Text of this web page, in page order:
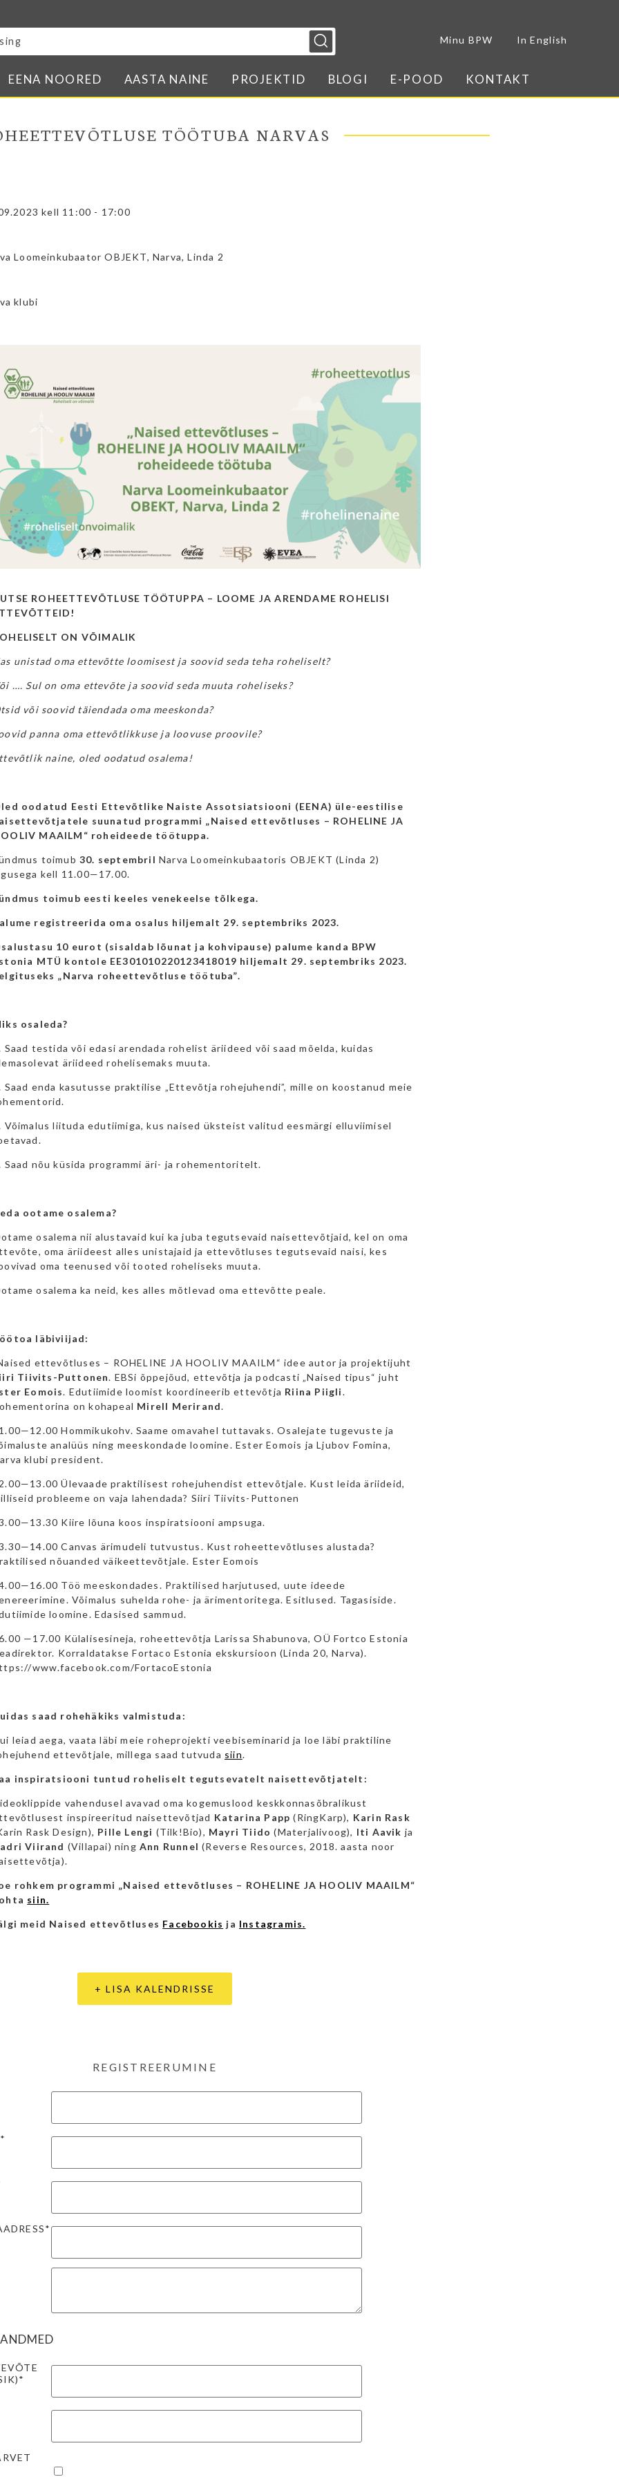
Minu BPW In English
EENA NOORED AASTA NAINE PROJEKTID BLOGI E-POOD KONTAKT
In EnglishTÖÖTUBA NARVAS
kell 11:00 - 17:00
Loomeinkubaator OBJEKT, Narva, Linda 2
klubi
ROHEETTEVÕTLUSE TÖÖTUPPA – LOOME JA ARENDAME ROHELISI
ON VÕIMALIK
unistad oma ettevõtte loomisest ja soovid seda teha roheliselt?
…. Sul on oma ettevõte ja soovid seda muuta roheliseks?
või soovid täiendada oma meeskonda?
panna oma ettevõtlikkuse ja loovuse proovile?
naine, oled oodatud osalema!
oodatud Eesti Ettevõtlike Naiste Assotsiatsiooni (EENA) üle-eestilise
suunatud programmi „Naised ettevõtluses – ROHELINE JA
MAAILM“ roheideede töötuppa.
toimub 30. septembril Narva Loomeinkubaatoris OBJEKT (Linda 2)
kell 11.00—17.00.
toimub eesti keeles venekeelse tõlkega.
alume registreerida oma osalus hiljemalt 29. septembriks 2023.
10 eurot (sisaldab lõunat ja kohvipause) palume kanda BPW
MTÜ kontole EE301010220123418019 hiljemalt 29. septembriks 2023.
„Narva roheettevõtluse töötuba”.
osaleda?
Saad testida või edasi arendada rohelist äriideed või saad mõelda, kuidas
äriideed rohelisemaks muuta.
Saad enda kasutusse praktilise „Ettevõtja rohejuhendi”, mille on koostanud meie
Võimalus liituda edutiimiga, kus naised üksteist valitud eesmärgi elluviimisel
Saad nõu küsida programmi äri- ja rohementoritelt.
ootame osalema?
osalema nii alustavaid kui ka juba tegutsevaid naisettevõtjaid, kel on oma
oma äriideest alles unistajaid ja ettevõtluses tegutsevaid naisi, kes
oma teenused või tooted roheliseks muuta.
osalema ka neid, kes alles mõtlevad oma ettevõtte peale.
läbiviijad:
ettevõtluses – ROHELINE JA HOOLIV MAAILM“ idee autor ja projektijuht
Tiivits-Puttonen. EBSi õppejõud, ettevõtja ja podcasti „Naised tipus“ juht
Eomois. Edutiimide loomist koordineerib ettevõtja Riina Piigli.
on kohapeal Mirell Merirand.
Hommikukohv. Saame omavahel tuttavaks. Osalejate tugevuste ja
analüüs ning meeskondade loomine. Ester Eomois ja Ljubov Fomina,
klubi president.
Ülevaade praktilisest rohejuhendist ettevõtjale. Kust leida äriideid,
probleeme on vaja lahendada? Siiri Tiivits-Puttonen
Kiire lõuna koos inspiratsiooni ampsuga.
Canvas ärimudeli tutvustus. Kust roheettevõtluses alustada?
nõuanded väikeettevõtjale. Ester Eomois
Töö meeskondades. Praktilised harjutused, uute ideede
Võimalus suhelda rohe- ja ärimentoritega. Esitlused. Tagasiside.
loomine. Edasised sammud.
—17.00 Külalisesineja, roheettevõtja Larissa Shabunova, OÜ Fortco Estonia
Korraldatakse Fortaco Estonia ekskursioon (Linda 20, Narva).
www.facebook.com/FortacoEstonia
saad rohehäkiks valmistuda:
leiad aega, vaata läbi meie roheprojekti veebiseminarid ja loe läbi praktiline
ettevõtjale, millega saad tutvuda siin.
inspiratsiooni tuntud roheliselt tegutsevatelt naisettevõtjatelt:
vahendusel avavad oma kogemuslood keskkonnasõbralikust
inspireeritud naisettevõtjad Katarina Papp (RingKarp), Karin Rask
Rask Design), Pille Lengi (Tilk!Bio), Mayri Tiido (Materjalivoog), Iti Aavik ja
Viirand (Villapai) ningAnn Runnel (Reverse Resources, 2018. aasta noor
rohkem programmi „Naised ettevõtluses – ROHELINE JA HOOLIV MAAILM“
siin.
meid Naised ettevõtluses Facebookis ja Instagramis.
+ LISA KALENDRISSE
REGISTREERUMINE